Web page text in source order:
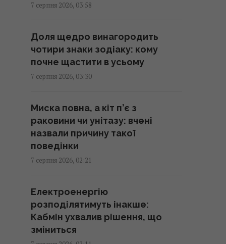
Україні
01:19 п'ятниця, 07 серпня 2026
телевізорів
00:25 п'ятниця, 07 серпня 2026
"Нам самим потрібні": Трамп
Patriot
00:22 п'ятниця, 07 серпня 2026
Вчені виявили відбитки пальців
7 серпня 2026, 03:58
Доля щедро винагородить
чотири знаки зодіаку: кому
почне щастити в усьому
7 серпня 2026, 03:30
Миска повна, а кіт п’є з
раковини чи унітазу: вчені
назвали причину такої
поведінки
7 серпня 2026, 02:21
Електроенергію
розподілятимуть інакше:
Кабмін ухвалив рішення, що
зміниться